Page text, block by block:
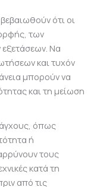
ότι οι
των
Να
και τυχόν
μπορούν να
και τη μείωση
άγχους, όπως
ή
τους
κατά τη
από τις